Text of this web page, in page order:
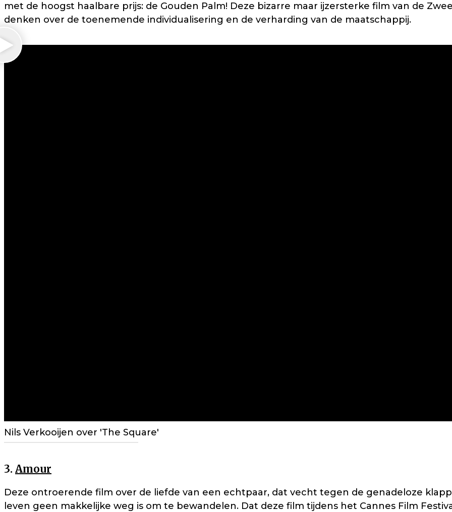
met de hoogst haalbare prijs: de Gouden Palm! Deze bizarre maar ijzersterke film van de
denken over de toenemende individualisering en de verharding van de maatschappij.
Nils Verkooijen over 'The Square'
3. Amour
Deze ontroerende film over de liefde van een echtpaar, dat vecht tegen de genadeloze
leven geen makkelijke weg is om te bewandelen. Dat deze film tijdens het Cannes Film